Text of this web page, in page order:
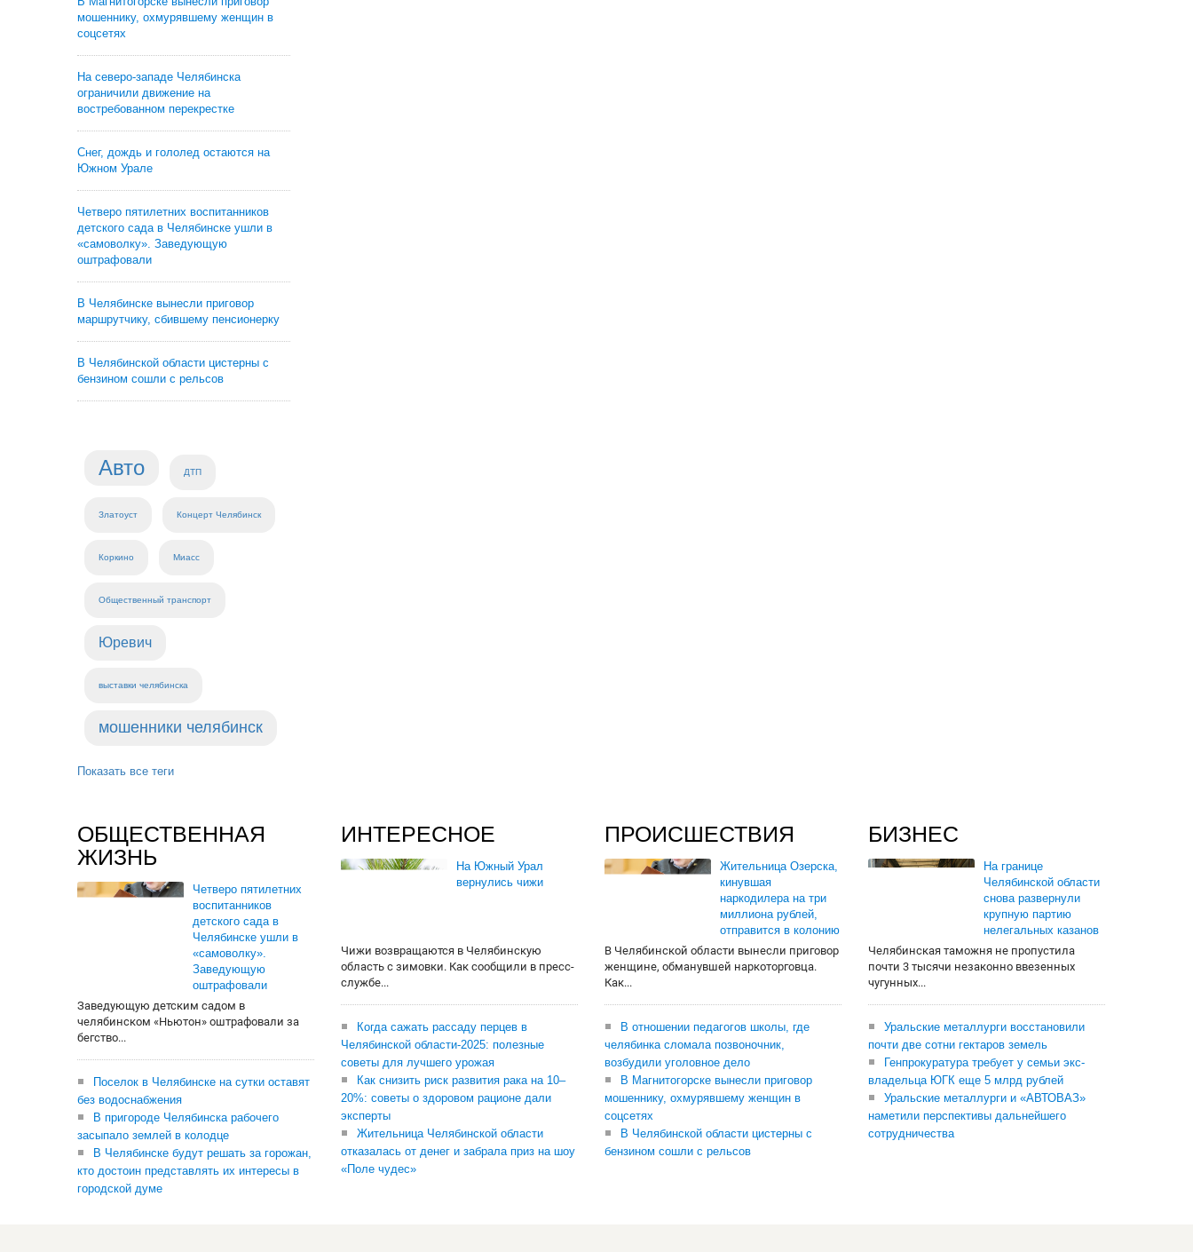
мошеннику, охмурявшему женщин в
соцсетях
На северо-западе Челябинска
ограничили движение на
востребованном перекрестке
Снег, дождь и гололед остаются на
Южном Урале
Четверо пятилетних воспитанников
детского сада в Челябинске ушли в
«самоволку». Заведующую
оштрафовали
В Челябинске вынесли приговор
маршрутчику, сбившему пенсионерку
В Челябинской области цистерны с
бензином сошли с рельсов
Авто ДТП
Златоуст Концерт Челябинск
Коркино Миасс
Общественный транспорт
Юревич
выставки челябинска
мошенники челябинск
Показать все теги
ОБЩЕСТВЕННАЯ
ЖИЗНЬ
Четверо пятилетних
воспитанников
детского сада в
Челябинске ушли в
«самоволку».
Заведующую
оштрафовали
Заведующую детским садом в
челябинском «Ньютон» оштрафовали за
бегство...
Поселок в Челябинске на сутки оставят
без водоснабжения
В пригороде Челябинска рабочего
засыпало землей в колодце
В Челябинске будут решать за горожан,
кто достоин представлять их интересы в
городской думе
ИНТЕРЕСНОЕ
На Южный Урал
вернулись чижи
Чижи возвращаются в Челябинскую
область с зимовки. Как сообщили в пресс-
службе...
Когда сажать рассаду перцев в
Челябинской области-2025: полезные
советы для лучшего урожая
Как снизить риск развития рака на 10–
20%: советы о здоровом рационе дали
эксперты
Жительница Челябинской области
отказалась от денег и забрала приз на шоу
«Поле чудес»
ПРОИСШЕСТВИЯ
Жительница Озерска,
кинувшая
наркодилера на три
миллиона рублей,
отправится в колонию
В Челябинской области вынесли приговор
женщине, обманувшей наркоторговца.
Как...
В отношении педагогов школы, где
челябинка сломала позвоночник,
возбудили уголовное дело
В Магнитогорске вынесли приговор
мошеннику, охмурявшему женщин в
соцсетях
В Челябинской области цистерны с
бензином сошли с рельсов
БИЗНЕС
На границе
Челябинской области
снова развернули
крупную партию
нелегальных казанов
Челябинская таможня не пропустила
почти 3 тысячи незаконно ввезенных
чугунных...
Уральские металлурги восстановили
почти две сотни гектаров земель
Генпрокуратура требует у семьи экс-
владельца ЮГК еще 5 млрд рублей
Уральские металлурги и «АВТОВАЗ»
наметили перспективы дальнейшего
сотрудничества